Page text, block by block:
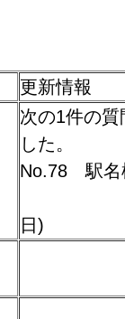
更新情報
次の1件の
した。
No.78 駅名
日)